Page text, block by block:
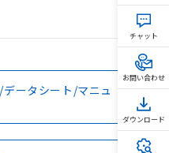
ータシート/マニュ
チャット
お問い合わせ
ダウンロード